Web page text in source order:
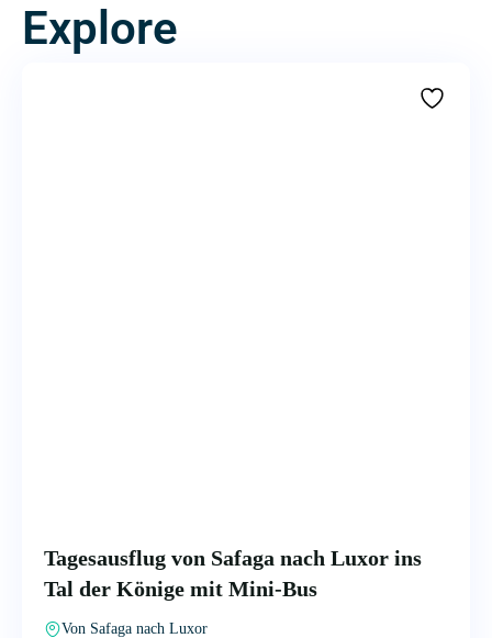
Explore
Tagesausflug von Safaga nach Luxor ins
Tal der Könige mit Mini-Bus
Von Safaga nach Luxor